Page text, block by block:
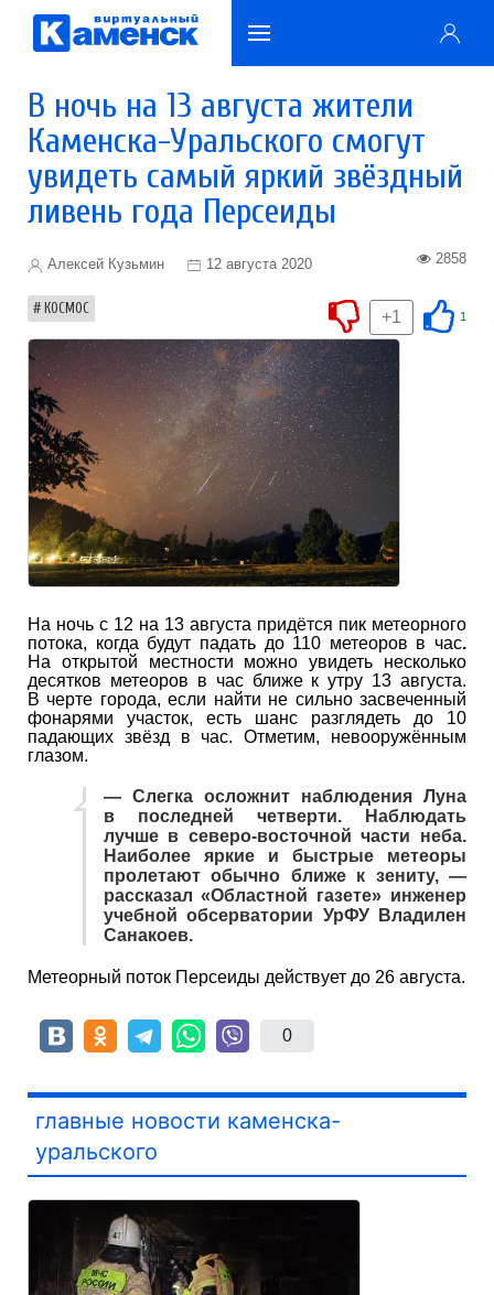
В ночь на 13 августа жители
Каменска-Уральского смогут
увидеть самый яркий звёздный
ливень года Персеиды
Алексей Кузьмин 12 августа 2020 2858
КОСМОС 1
+1
На ночь с 12 на 13 августа придётся пик метеорного
потока, когда будут падать до 110 метеоров в час.
На открытой местности можно увидеть несколько
десятков метеоров в час ближе к утру 13 августа.
В черте города, если найти не сильно засвеченный
фонарями участок, есть шанс разглядеть до 10
падающих звёзд в час. Отметим, невооружённым
глазом.
— Слегка осложнит наблюдения Луна
в последней четверти. Наблюдать
лучше в северо-восточной части неба.
Наиболее яркие и быстрые метеоры
пролетают обычно ближе к зениту, —
рассказал «Областной газете» инженер
учебной обсерватории УрФУ Владилен
Санакоев.
Метеорный поток Персеиды действует до 26 августа.
0
главные новости каменска-
уральского